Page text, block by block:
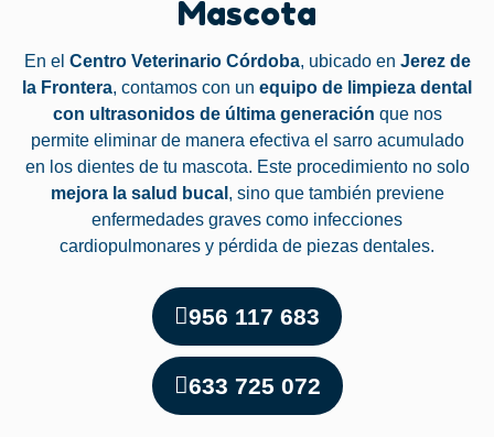
Mascota
En el Centro Veterinario Córdoba, ubicado en Jerez de
la Frontera, contamos con un equipo de limpieza dental
con ultrasonidos de última generación que nos
permite eliminar de manera efectiva el sarro acumulado
en los dientes de tu mascota. Este procedimiento no solo
mejora la salud bucal , sino que también previene
enfermedades graves como infecciones
cardiopulmonares y pérdida de piezas dentales.
956 117 683
633 725 072